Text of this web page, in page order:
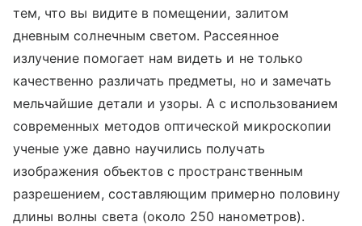
тем, что вы видите в помещении, залитом
дневным солнечным светом. Рассеянное
излучение помогает нам видеть и не только
качественно различать предметы, но и замечать
мельчайшие детали и узоры. А с использованием
современных методов оптической микроскопии
ученые уже давно научились получать
изображения объектов с пространственным
разрешением, составляющим примерно половину
длины волны света (около 250 нанометров).